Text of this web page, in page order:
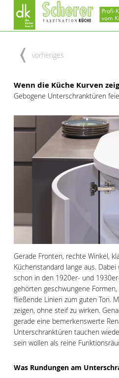
vorheriges
Wenn die Küche Kurven
Gebogene Unterschranktüren
Gerade Fronten, rechte Winkel,
Küchenstandard lange aus.
schon in den 1920er- und
gehörten geschwungene
fließende Linien zum guten Ton.
zeigen, ohne steif zu wirken.
gerade eine bemerkenswerte
Unterschranktüren tauchen
sein wollen als reine
Was Rundungen am